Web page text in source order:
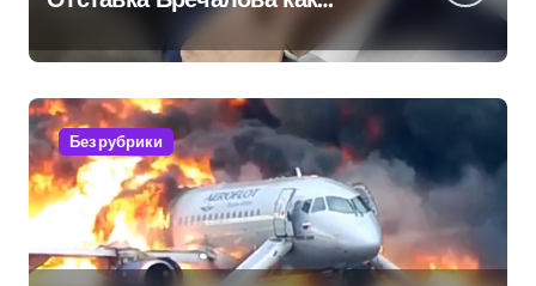
результат управленческих
провалов и уязвимости
региона
Без рубрики